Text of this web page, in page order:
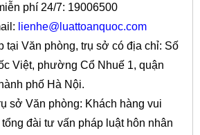
phí 24/7: 19006500
lienhe@luattoanquoc.com
tại Văn phòng, trụ sở có địa chỉ: Số
Việt, phường Cổ Nhuế 1, quận
phố Hà Nội.
sở Văn phòng: Khách hàng vui
đài tư vấn pháp luật hôn nhân